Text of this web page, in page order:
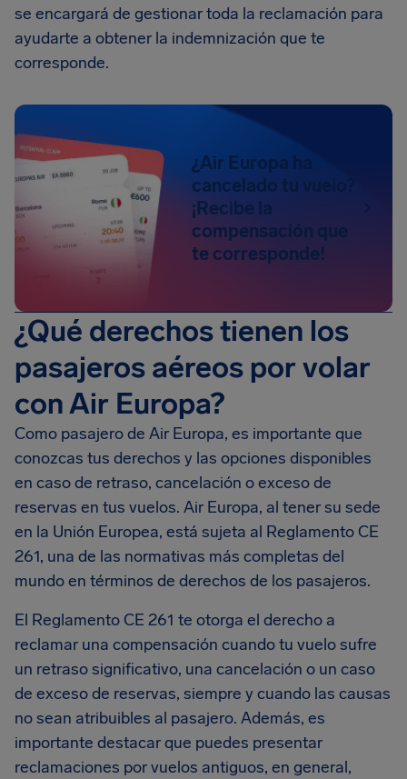
se encargará de gestionar toda la reclamación para
ayudarte a obtener la indemnización que te
corresponde.
¿Air Europa ha
cancelado tu vuelo?
¡Recibe la
compensación que
te corresponde!
¿Qué derechos tienen los
pasajeros aéreos por volar
con Air Europa?
Como pasajero de Air Europa, es importante que
conozcas tus derechos y las opciones disponibles
en caso de retraso, cancelación o exceso de
reservas en tus vuelos. Air Europa, al tener su sede
en la Unión Europea, está sujeta al Reglamento CE
261, una de las normativas más completas del
mundo en términos de derechos de los pasajeros.
El Reglamento CE 261 te otorga el derecho a
reclamar una compensación cuando tu vuelo sufre
un retraso significativo, una cancelación o un caso
de exceso de reservas, siempre y cuando las causas
no sean atribuibles al pasajero. Además, es
importante destacar que puedes presentar
reclamaciones por vuelos antiguos, en general,